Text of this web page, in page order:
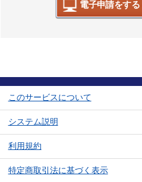
電子申請をする
このサービスについて
システム説明
利用規約
特定商取引法に基づく表示